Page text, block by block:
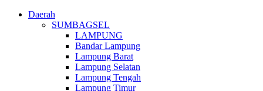
Daerah
SUMBAGSEL
LAMPUNG
Bandar Lampung
Lampung Barat
Lampung Selatan
Lampung Tengah
Lampung Timur